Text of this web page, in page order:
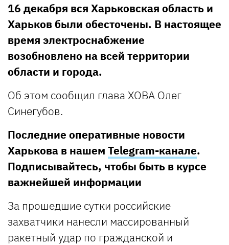
16 декабря вся Харьковская область и
Харьков были обесточены. В настоящее
время электроснабжение
возобновлено на всей территории
области и города.
Об этом сообщил глава ХОВА Олег
Синегубов.
Последние оперативные новости
Харькова в нашем Telegram-канале.
Подписывайтесь, чтобы быть в курсе
важнейшей информации
За прошедшие сутки российские
захватчики нанесли массированный
ракетный удар по гражданской и